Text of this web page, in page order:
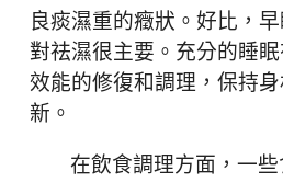
良痰濕重的癥狀。好比，
對祛濕很主要。充分的睡
效能的修復和調理，保持
新。
在飲食調理方面，一